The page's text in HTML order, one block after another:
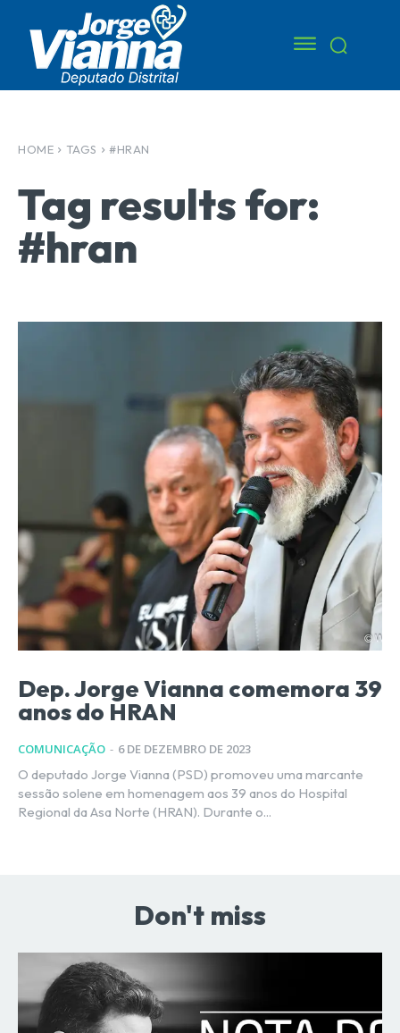
HOME TAGS #HRAN
Tag results for:
#hran
Dep. Jorge Vianna comemora 39
anos do HRAN
COMUNICAÇÃO - 6 DE DEZEMBRO DE 2023
O deputado Jorge Vianna (PSD) promoveu uma marcante
sessão solene em homenagem aos 39 anos do Hospital
Regional da Asa Norte (HRAN). Durante o...
Don't miss